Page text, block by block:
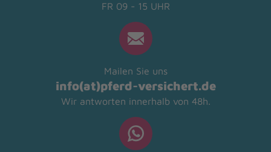
FR 09 - 15 UHR
Mailen Sie uns
info(at)pferd-versichert.de
Wir antworten innerhalb von 48h.